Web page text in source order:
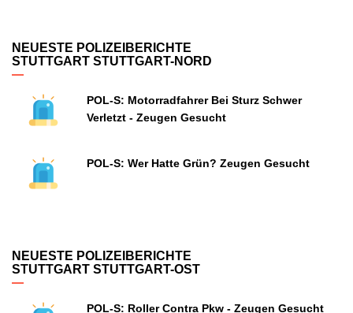
NEUESTE POLIZEIBERICHTE
STUTTGART STUTTGART-NORD
POL-S: Motorradfahrer Bei Sturz Schwer
Verletzt - Zeugen Gesucht
POL-S: Wer Hatte Grün? Zeugen Gesucht
NEUESTE POLIZEIBERICHTE
STUTTGART STUTTGART-OST
POL-S: Roller Contra Pkw - Zeugen Gesucht